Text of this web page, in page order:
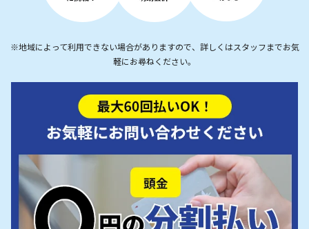
※地域によって利用できない場合がありますので、詳しくはスタッフまでお気
軽にお尋ねください。